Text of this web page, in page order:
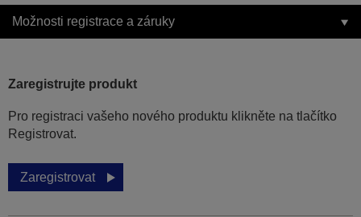
Možnosti registrace a záruky
Zaregistrujte produkt
Pro registraci vašeho nového produktu klikněte na tlačítko
Registrovat.
Zaregistrovat